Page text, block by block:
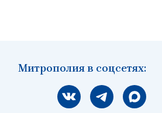
Митрополия в соцсетях:
Мы вконтакте
Мы в telegram
Мы в